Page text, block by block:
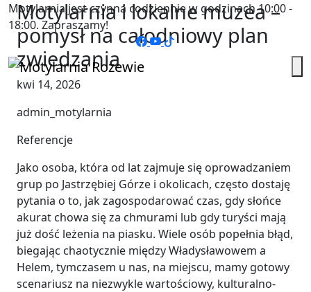
Motylarnia jest czynna codziennie w godzinach 10:00 -
18:00. Zapraszamy!
Motylarnia i lokalne muzea –
pomysł na całodniowy plan
zwiedzania
kwi 14, 2026
admin_motylarnia
Referencje
Jako osoba, która od lat zajmuje się oprowadzaniem
grup po Jastrzębiej Górze i okolicach, często dostaję
pytania o to, jak zagospodarować czas, gdy słońce
akurat chowa się za chmurami lub gdy turyści mają
już dość leżenia na piasku. Wiele osób popełnia błąd,
biegając chaotycznie między Władysławowem a
Helem, tymczasem u nas, na miejscu, mamy gotowy
scenariusz na niezwykle wartościowy, kulturalno-